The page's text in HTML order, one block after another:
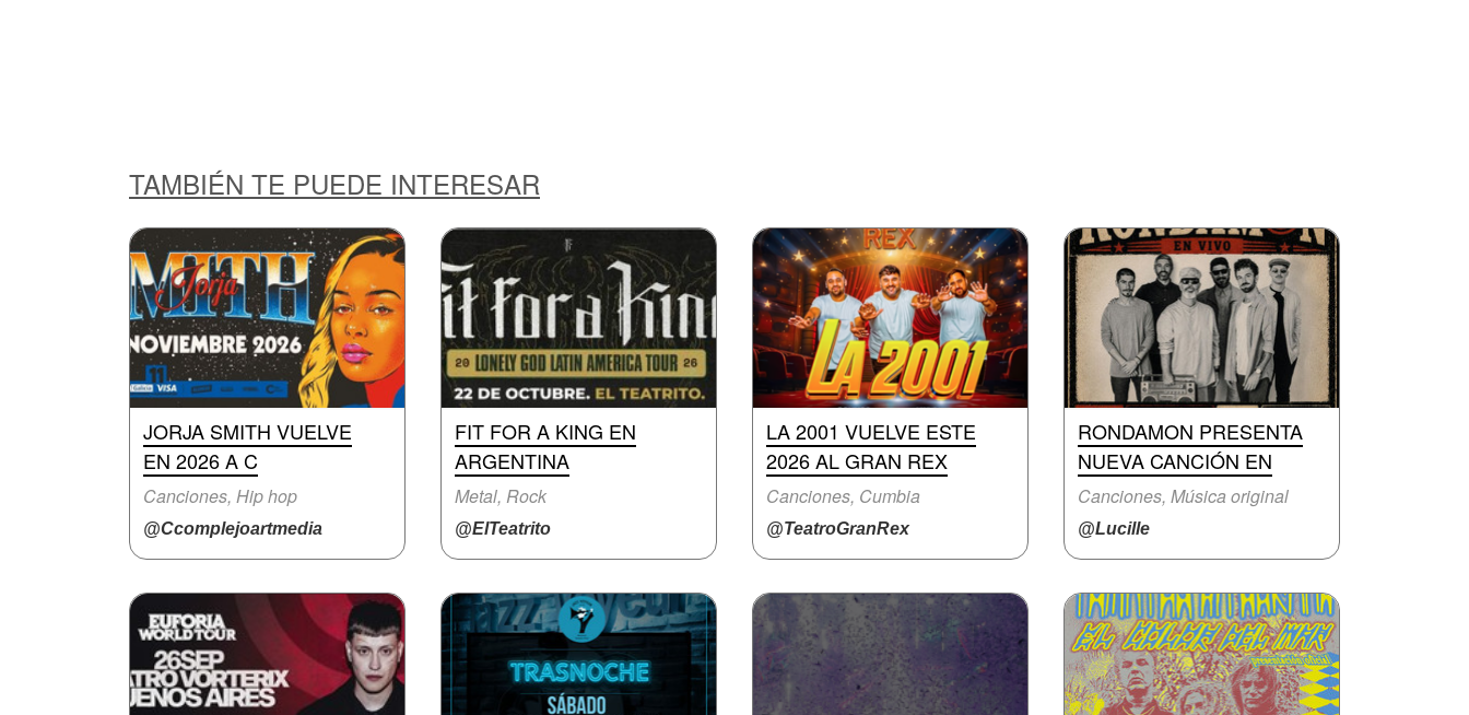
TAMBIÉN TE PUEDE INTERESAR
JORJA SMITH VUELVE
EN 2026 A C
Canciones, Hip hop
@Ccomplejoartmedia
FIT FOR A KING EN
ARGENTINA
Metal, Rock
@ElTeatrito
LA 2001 VUELVE ESTE
2026 AL GRAN REX
Canciones, Cumbia
@TeatroGranRex
RONDAMON PRESENTA
NUEVA CANCIÓN EN
Canciones, Música original
@Lucille